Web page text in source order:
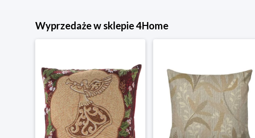
Wyprzedaże w sklepie 4Home